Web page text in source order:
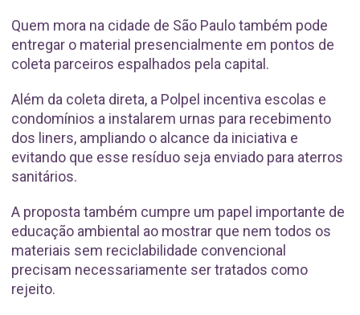
Quem mora na cidade de São Paulo também pode
entregar o material presencialmente em pontos de
coleta parceiros espalhados pela capital.
Além da coleta direta, a Polpel incentiva escolas e
condomínios a instalarem urnas para recebimento
dos liners, ampliando o alcance da iniciativa e
evitando que esse resíduo seja enviado para aterros
sanitários.
A proposta também cumpre um papel importante de
educação ambiental ao mostrar que nem todos os
materiais sem reciclabilidade convencional
precisam necessariamente ser tratados como
rejeito.